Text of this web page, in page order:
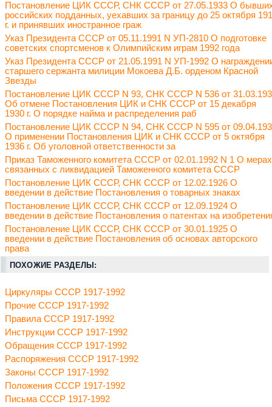
Постановление ЦИК СССР, СНК СССР от 27.05.1933 О
российских подданных, уехавших за границу до 25 октября
г. и принявших иностранное граж
Указ Президента СССР от 05.11.1991 N УП-2810 О подготовке
советских спортсменов к Олимпийским играм 1992 года
Указ Президента СССР от 21.05.1991 N УП-1992 О
старшего сержанта милиции Мокоева Д.Б. орденом Красной
Звезды
Постановление ЦИК СССР N 93, СНК СССР N 536 от
Об отмене Постановления ЦИК и СНК СССР от 15 декабря
1930 г. О порядке найма и распределения раб
Постановление ЦИК СССР N 94, СНК СССР N 595 от
О применении Постановления ЦИК и СНК СССР от 5 октября
1936 г. Об уголовной ответственности за
Приказ Таможенного комитета СССР от 02.01.1992 N 1 О
связанных с ликвидацией Таможенного комитета СССР
Постановление ЦИК СССР, СНК СССР от 12.02.1926 О
введении в действие Постановления о товарных знаках
Постановление ЦИК СССР, СНК СССР от 12.09.1924 О
введении в действие Постановления о патентах на
Постановление ЦИК СССР, СНК СССР от 30.01.1925 О
введении в действие Постановления об основах авторского
права
ПОХОЖИЕ РАЗДЕЛЫ:
Циркуляры СССР 1917-1992
Прочие СССР 1917-1992
Правила СССР 1917-1992
Инструкции СССР 1917-1992
Обращения СССР 1917-1992
Распоряжения СССР 1917-1992
Законы СССР 1917-1992
Положения СССР 1917-1992
Письма СССР 1917-1992